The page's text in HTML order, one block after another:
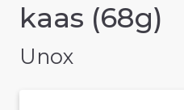
kaas (68g)
Unox